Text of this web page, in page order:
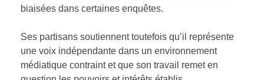
biaisées dans certaines enquêtes.
Ses partisans soutiennent toutefois qu’il représente
une voix indépendante dans un environnement
médiatique contraint et que son travail remet en